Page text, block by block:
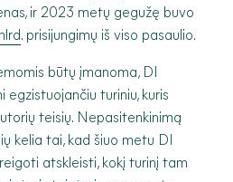
ir 2023 metų gegužę buvo
. prisijungimų iš viso pasaulio.
būtų įmanoma, DI
turiniu, kuris
teisių. Nepasitenkinimą
kelia tai, kad šiuo metu DI
atskleisti, kokį turinį tam